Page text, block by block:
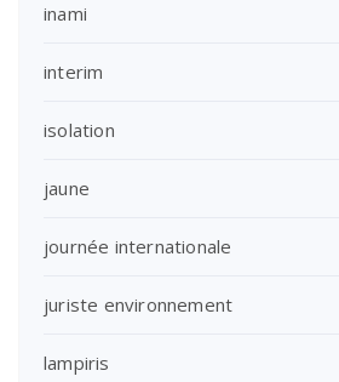
inami
interim
isolation
jaune
journée internationale
juriste environnement
lampiris